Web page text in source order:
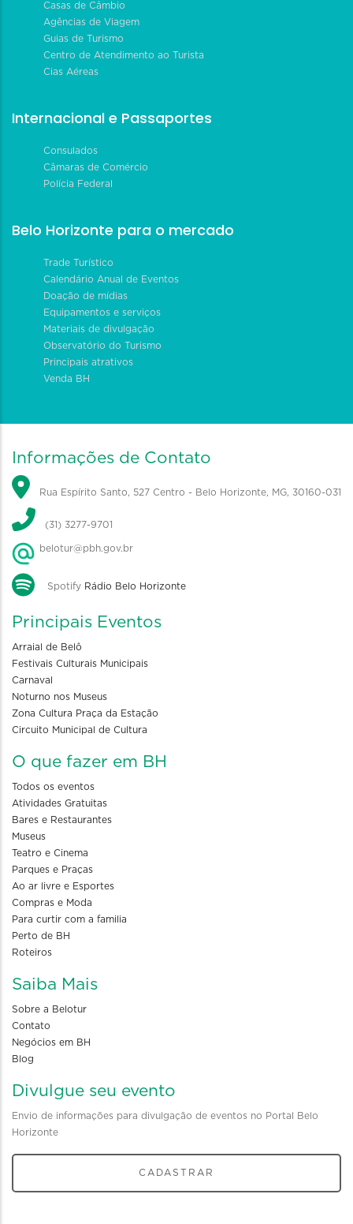
Casas de Câmbio
Agências de Viagem
Guias de Turismo
Centro de Atendimento ao Turista
Cias Aéreas
Internacional e Passaportes
Consulados
Câmaras de Comércio
Polícia Federal
Belo Horizonte para o mercado
Trade Turístico
Calendário Anual de Eventos
Doação de mídias
Equipamentos e serviços
Materiais de divulgação
Observatório do Turismo
Principais atrativos
Venda BH
Informações de Contato
Rua Espírito Santo, 527 Centro - Belo Horizonte, MG, 30160-031
(31) 3277-9701
belotur@pbh.gov.br
Spotify Rádio Belo Horizonte
Principais Eventos
Arraial de Belô
Festivais Culturais Municipais
Carnaval
Noturno nos Museus
Zona Cultura Praça da Estação
Circuito Municipal de Cultura
O que fazer em BH
Todos os eventos
Atividades Gratuitas
Bares e Restaurantes
Museus
Teatro e Cinema
Parques e Praças
Ao ar livre e Esportes
Compras e Moda
Para curtir com a familia
Perto de BH
Roteiros
Saiba Mais
Sobre a Belotur
Contato
Negócios em BH
Blog
Divulgue seu evento
Envio de informações para divulgação de eventos no Portal Belo
Horizonte
CADASTRAR